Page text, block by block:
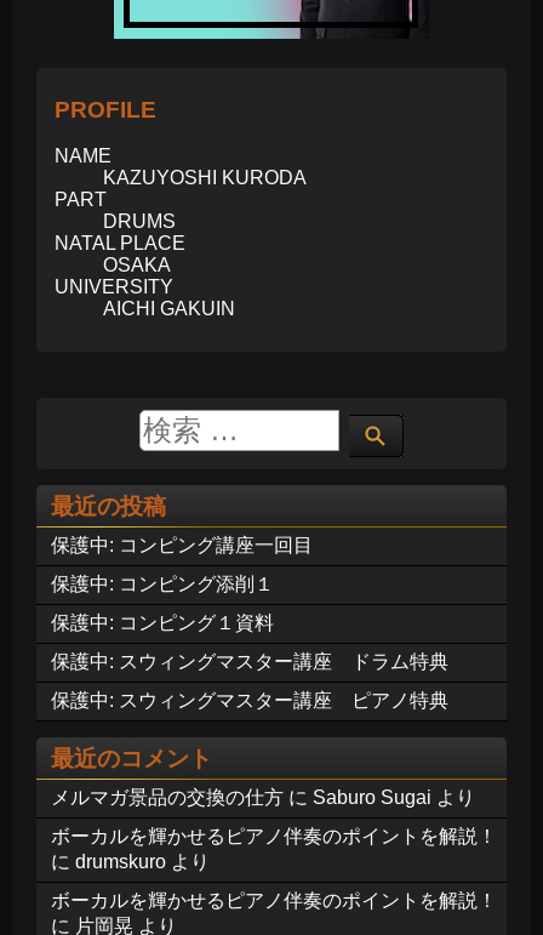
PROFILE
NAME
KAZUYOSHI KURODA
PART
DRUMS
NATAL PLACE
OSAKA
UNIVERSITY
AICHI GAKUIN
最近の投稿
保護中: コンピング講座一回目
保護中: コンピング添削１
保護中: コンピング１資料
保護中: スウィングマスター講座 ドラム特典
保護中: スウィングマスター講座 ピアノ特典
最近のコメント
メルマガ景品の交換の仕方 に Saburo Sugai より
ボーカルを輝かせるピアノ伴奏のポイントを解説！
に drumskuro より
ボーカルを輝かせるピアノ伴奏のポイントを解説！
に 片岡晃 より